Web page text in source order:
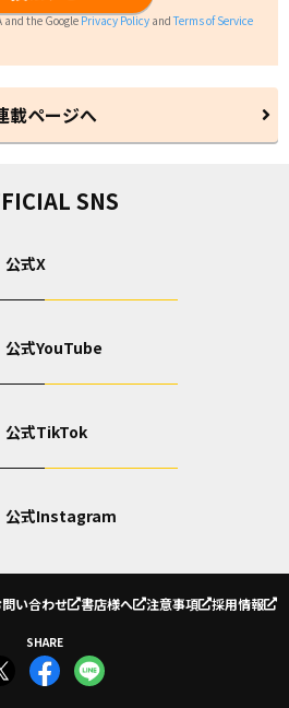
and the GooglePrivacy Policy andTerms of Service
載ページへ
SNS
公式X
公式YouTube
公式TikTok
公式Instagram
問い合わせ 書店様へ 注意事項 採用情報
SHARE